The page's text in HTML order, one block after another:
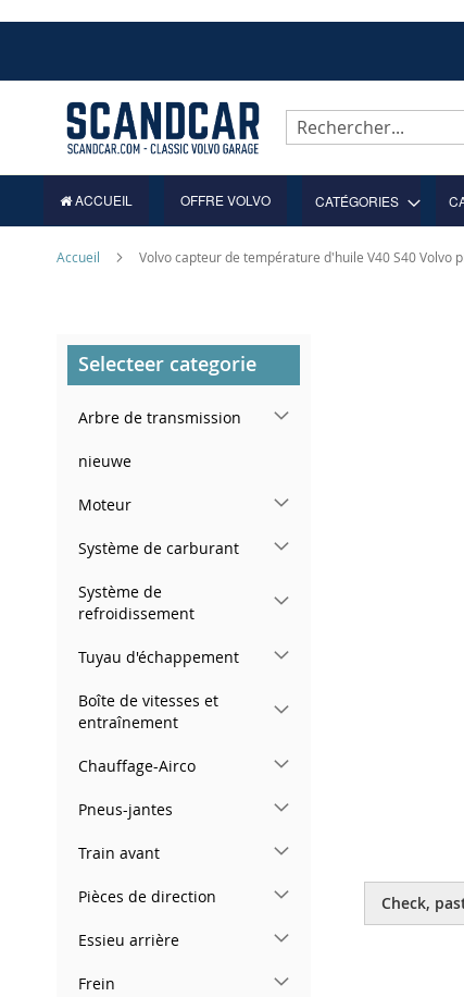
contenu
Rechercher
ACCUEIL OFFRE VOLVO CATÉGORIES
Accueil Volvo capteur de température d'huile V40 S40 Volvo
to
the
beginning
Check,
Selecteer categorie
Arbre de transmission
nieuwe
Moteur
Système de carburant
Système de
refroidissement
Tuyau d'échappement
Boîte de vitesses et
entraînement
Chauffage-Airco
Pneus-jantes
Train avant
Pièces de direction
Essieu arrière
Frein